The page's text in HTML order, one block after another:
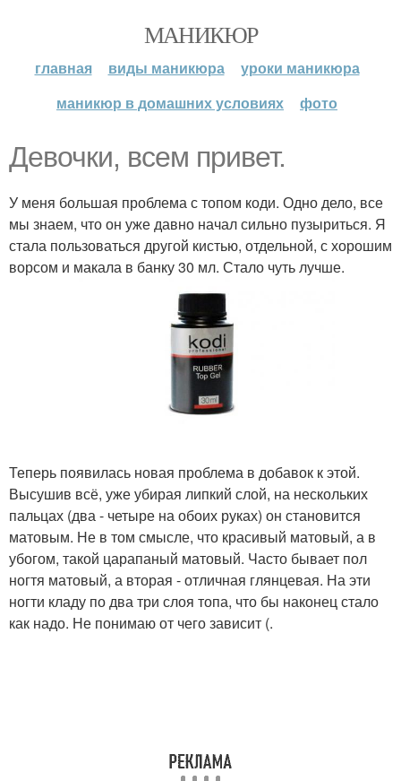
МАНИКЮР
главная виды маникюра
уроки маникюра
маникюр в домашних условиях
фото
Девочки, всем привет.
У меня большая проблема с топом коди. Одно дело, все
мы знаем, что он уже давно начал сильно пузыриться. Я
стала пользоваться другой кистью, отдельной, с хорошим
ворсом и макала в банку 30 мл. Стало чуть лучше.
Теперь появилась новая проблема в добавок к этой.
Высушив всё, уже убирая липкий слой, на нескольких
пальцах (два - четыре на обоих руках) он становится
матовым. Не в том смысле, что красивый матовый, а в
убогом, такой царапаный матовый. Часто бывает пол
ногтя матовый, а вторая - отличная глянцевая. На эти
ногти кладу по два три слоя топа, что бы наконец стало
как надо. Не понимаю от чего зависит (.